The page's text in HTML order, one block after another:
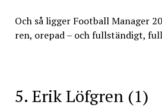
Och så ligger Football Manager
ren, orepad – och fullständigt,
5. Erik Löfgren (1)